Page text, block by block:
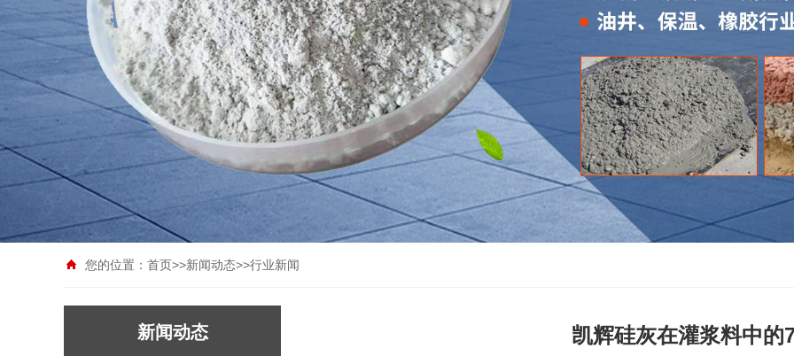
您的位置： 首页>>新闻动态>>行业新闻
新闻动态 凯辉硅灰在灌浆料中的